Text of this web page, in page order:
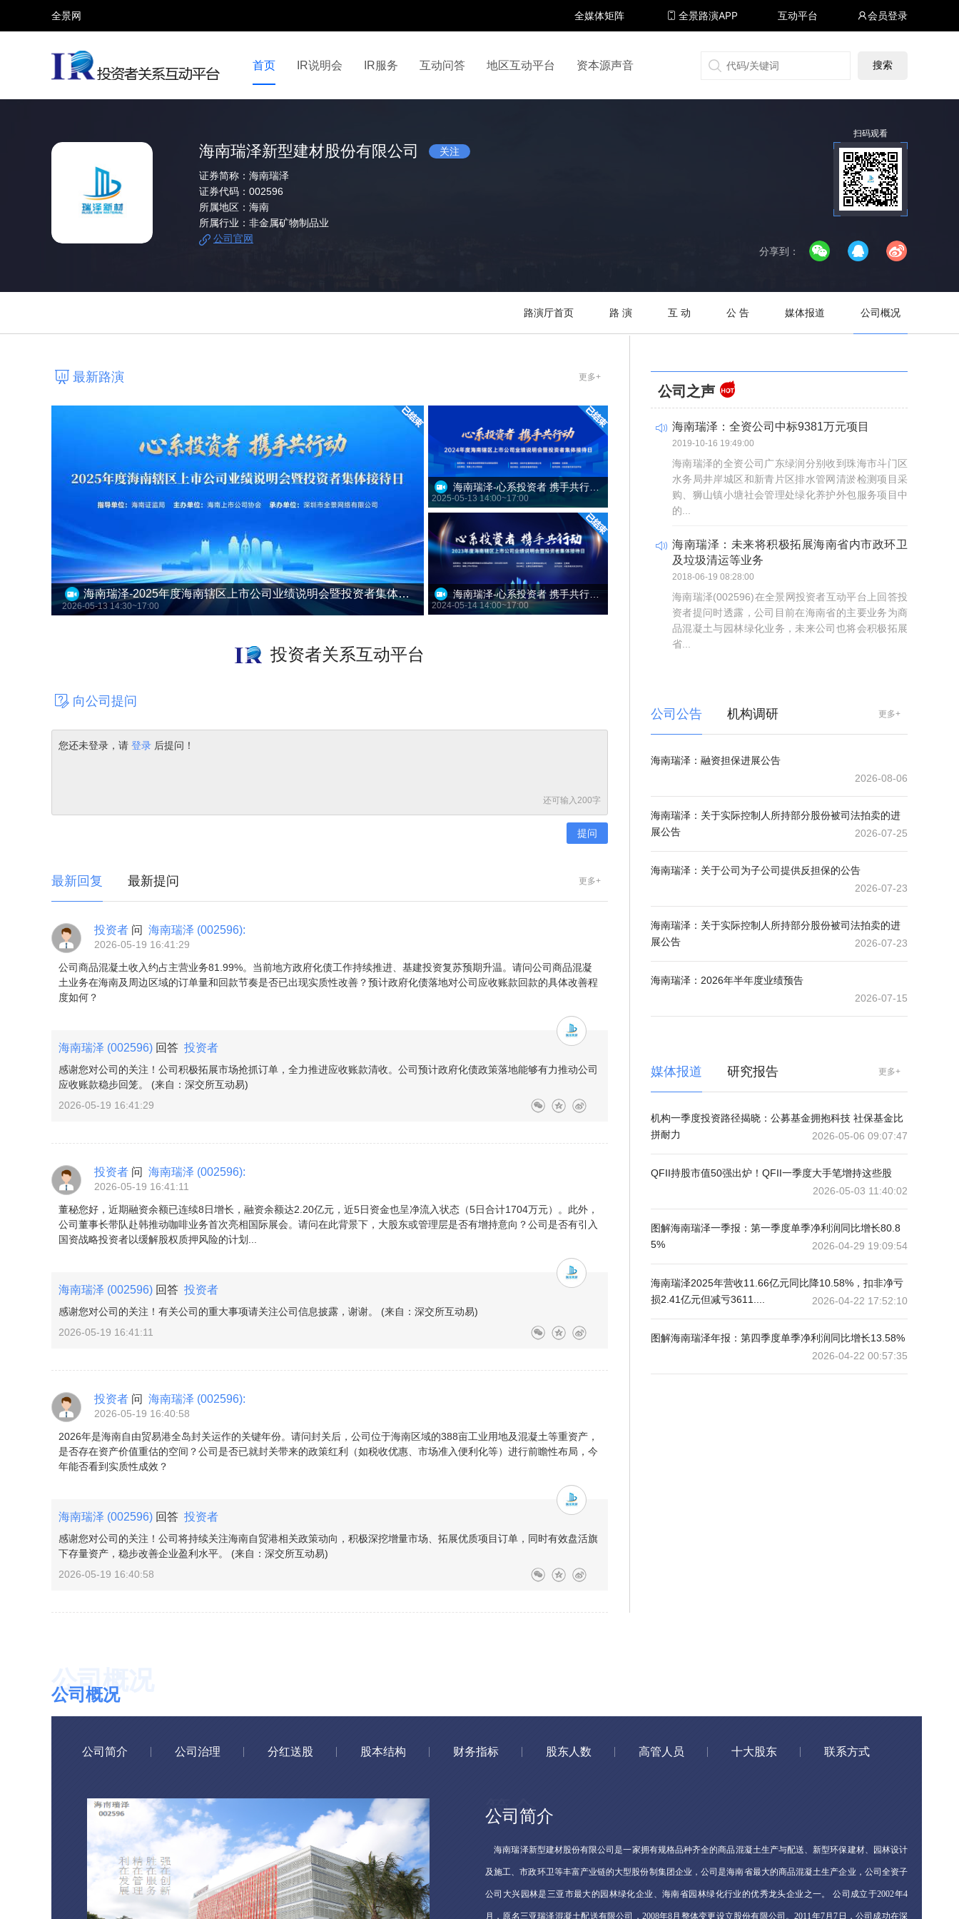
全景网 全媒体矩阵
视频号 全景网官微 微信公众号 头条号 百家号 抖音号 快手号 喜马拉雅 财富号 搜狐号 同顺号 雪球号 生活号
全景路演APP 互动平台 会员登录
首页 IR说明会 IR服务 互动问答 地区互动平台 资本源声音
海南瑞泽新型建材股份有限公司 关注
证券简称： 海南瑞泽
证券代码： 002596
所属地区： 海南
所属行业： 非金属矿物制品业
公司官网
扫码观看
分享到：
路演厅首页 路 演 互 动 公 告 媒体报道 公司概况
最新路演 更多+
海南瑞泽-2025年度海南辖区上市公司业绩说明会暨投资者集体接待日
2026-05-13 14:30~17:00
2025-05-13 14:00~17:00
海南瑞泽-心系投资者 携手共行动——2023年度海南辖区上市公司业绩说明会暨投资者集体接待日
2024-05-14 14:00~17:00
投资者关系互动平台
向公司提问
您还未登录，请 登录 后提问！
还可输入200字
最新回复 最新提问 更多+
投资者 问 海南瑞泽 (002596):
2026-05-19 16:41:29
公司商品混凝土收入约占主营业务81.99%。当前地方政府化债工作持续推进、基建投资复苏预期升温。请问公司商品混凝
土业务在海南及周边区域的订单量和回款节奏是否已出现实质性改善？预计政府化债落地对公司应收账款回款的具体改善程
度如何？
海南瑞泽 (002596) 回答 投资者
感谢您对公司的关注！公司积极拓展市场抢抓订单，全力推进应收账款清收。公司预计政府化债政策落地能够有力推动公司
应收账款稳步回笼。 (来自：深交所互动易)
2026-05-19 16:41:29
投资者 问 海南瑞泽 (002596):
2026-05-19 16:41:11
董秘您好，近期融资余额已连续8日增长，融资余额达2.20亿元，近5日资金也呈净流入状态（5日合计1704万元）。此外，
公司董事长带队赴韩推动咖啡业务首次亮相国际展会。请问在此背景下，大股东或管理层是否有增持意向？公司是否有引入
国资战略投资者以缓解股权质押风险的计划...
海南瑞泽 (002596) 回答 投资者
感谢您对公司的关注！有关公司的重大事项请关注公司信息披露，谢谢。 (来自：深交所互动易)
2026-05-19 16:41:11
投资者 问 海南瑞泽 (002596):
2026-05-19 16:40:58
2026年是海南自由贸易港全岛封关运作的关键年份。请问封关后，公司位于海南区域的388亩工业用地及混凝土等重资产，
是否存在资产价值重估的空间？公司是否已就封关带来的政策红利（如税收优惠、市场准入便利化等）进行前瞻性布局，今
年能否看到实质性成效？
海南瑞泽 (002596) 回答 投资者
感谢您对公司的关注！公司将持续关注海南自贸港相关政策动向，积极深挖增量市场、拓展优质项目订单，同时有效盘活旗
下存量资产，稳步改善企业盈利水平。 (来自：深交所互动易)
2026-05-19 16:40:58
公司之声
海南瑞泽：全资公司中标9381万元项目
2019-10-16 19:49:00
海南瑞泽的全资公司广东绿润分别收到珠海市斗门区
水务局井岸城区和新青片区排水管网清淤检测项目采
购、狮山镇小塘社会管理处绿化养护外包服务项目中
的...
海南瑞泽：未来将积极拓展海南省内市政环卫
及垃圾清运等业务
2018-06-19 08:28:00
海南瑞泽(002596)在全景网投资者互动平台上回答投
资者提问时透露，公司目前在海南省的主要业务为商
品混凝土与园林绿化业务，未来公司也将会积极拓展
省...
公司公告 机构调研 更多+
海南瑞泽：融资担保进展公告
2026-08-06
海南瑞泽：关于实际控制人所持部分股份被司法拍卖的进
展公告
2026-07-25
海南瑞泽：关于公司为子公司提供反担保的公告
2026-07-23
海南瑞泽：关于实际控制人所持部分股份被司法拍卖的进
展公告
2026-07-23
海南瑞泽：2026年半年度业绩预告
2026-07-15
媒体报道 研究报告 更多+
机构一季度投资路径揭晓：公募基金拥抱科技 社保基金比
拼耐力
2026-05-06 09:07:47
QFII持股市值50强出炉！QFII一季度大手笔增持这些股
2026-05-03 11:40:02
图解海南瑞泽一季报：第一季度单季净利润同比增长80.8
5%
2026-04-29 19:09:54
海南瑞泽2025年营收11.66亿元同比降10.58%，扣非净亏
损2.41亿元但减亏3611....
2026-04-22 17:52:10
图解海南瑞泽年报：第四季度单季净利润同比增长13.58%
2026-04-22 00:57:35
公司概况
公司简介 公司治理 分红送股 股本结构 财务指标 股东人数 高管人员 十大股东 联系方式
公司简介
海南瑞泽新型建材股份有限公司是一家拥有规格品种齐全的商品混凝土生产与配送、新型环保建材、园林设计
及施工、市政环卫等丰富产业链的大型股份制集团企业，公司是海南省最大的商品混凝土生产企业，公司全资子
公司大兴园林是三亚市最大的园林绿化企业、海南省园林绿化行业的优秀龙头企业之一。 公司成立于2002年4
月，原名三亚瑞泽混凝土配送有限公司，2008年8月整体变更设立股份有限公司。2011年7月7日，公司成功在深